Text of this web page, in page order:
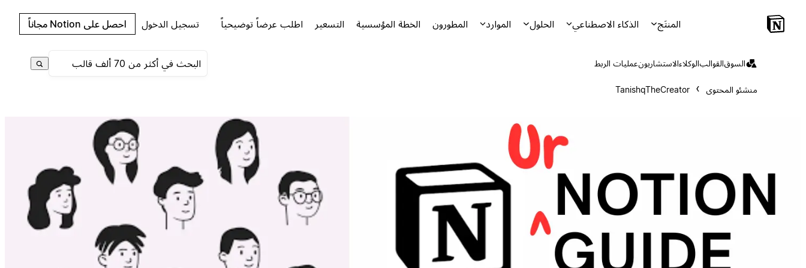
المنتَج الذكاء الاصطناعي الحلول الموارد المطورون الخطة المؤسسية التسعير اطلب عرضاً توضيحياً تسجيل الدخول احصل على Notion مجاناً
السوقالقوالبالوكلاءالاستشاريونعمليات الربط
منشئو المحتوى TanishqTheCreator